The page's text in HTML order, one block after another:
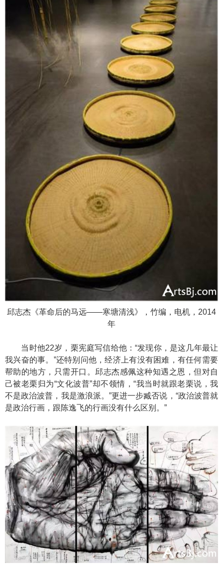
邱志杰《革命后的马远——寒塘清浅》，竹编，电机，2014
年
当时他22岁，栗宪庭写信给他：“发现你，是这几年最让
我兴奋的事。”还特别问他，经济上有没有困难，有任何需要
帮助的地方，只需开口。邱志杰感佩这种知遇之恩，但对自
己被老栗归为“文化波普”却不领情，“我当时就跟老栗说，我
不是政治波普，我是激浪派。”更进一步臧否说，“政治波普就
是政治行画，跟陈逸飞的行画没有什么区别。”